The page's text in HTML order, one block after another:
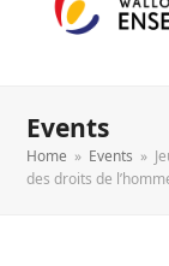
Events
Home » Events »
des droits de